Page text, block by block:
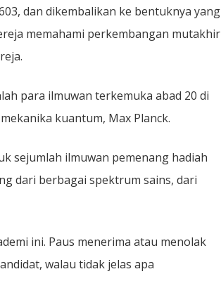
dan dikembalikan ke bentuknya yang
memahami perkembangan mutakhir
para ilmuwan terkemuka abad 20 di
kuantum, Max Planck.
sejumlah ilmuwan pemenang hadiah
dari berbagai spektrum sains, dari
ini. Paus menerima atau menolak
walau tidak jelas apa